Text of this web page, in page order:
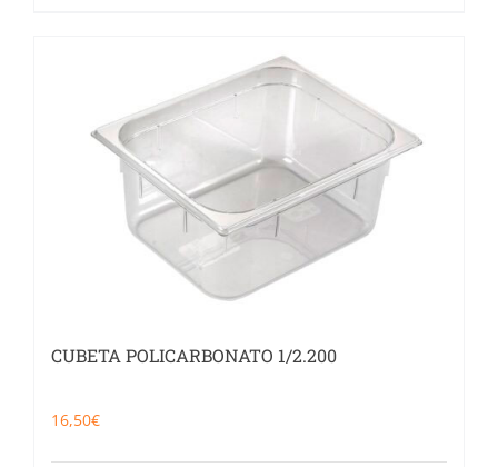
CUBETA POLICARBONATO 1/2.200
16,50€